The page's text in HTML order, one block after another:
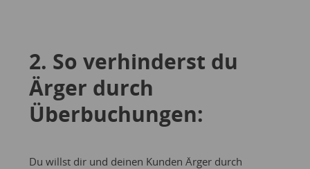
2. So verhinderst du
Ärger durch
Überbuchungen:
Du willst dir und deinen Kunden Ärger durch